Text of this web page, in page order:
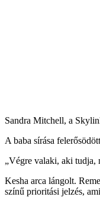
Sandra Mitchell, a
A baba sírása
„Végre valaki, aki tudja,
Kesha arca lángolt.
színű prioritási jelzés,